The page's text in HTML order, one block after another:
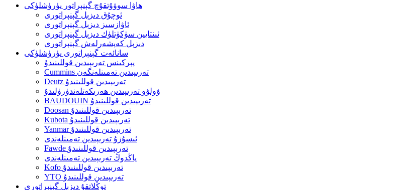
ھاۋا سوۋۇتقۇچ گېنېراتور يۈرۈشلۈكى
ئوچۇق دىزېل گېنېراتورى
ئاۋازسىز دىزېل گېنېراتورى
ئىنتايىن سۈكۈتلۈك دىزېل گېنېراتورى
دىزېل كەپشەرلەش گېنېراتورى
سانائەت گېنېراتورى يۈرۈشلۈكى
پېركىنس تەرىپىدىن قوللىنىدۇ
Cummins تەرىپىدىن تەمىنلەنگەن
Deutz تەرىپىدىن قوللىنىدۇ
ۋولۋو تەرىپىدىن ھەرىكەتلەندۈرۈلىدۇ
BAUDOUIN تەرىپىدىن قوللىنىدۇ
Doosan تەرىپىدىن قوللىنىدۇ
Kubota تەرىپىدىن قوللىنىدۇ
Yanmar تەرىپىدىن قوللىنىدۇ
ئىسۇزۇ تەرىپىدىن تەمىنلەندى
Fawde تەرىپىدىن قوللىنىدۇ
ياڭدوڭ تەرىپىدىن تەمىنلەندى
Kofo تەرىپىدىن قوللىنىدۇ
YTO تەرىپىدىن قوللىنىدۇ
توڭلاتقۇ دىزېل گېنېراتورى